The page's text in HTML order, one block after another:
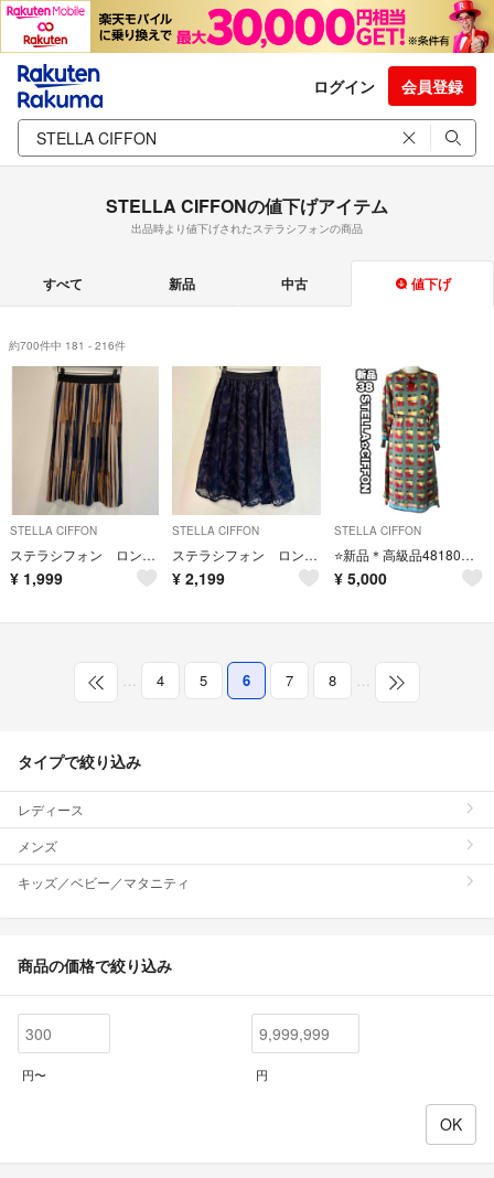
ログイン 会員登録
STELLA CIFFONの値下げアイテム
出品時より値下げされたステラシフォンの商品
すべて 新品 中古 値下げ
約700件中 181 - 216件
STELLA CIFFON
ステラシフォン ロングスカート
¥ 1,999
STELLA CIFFON
ステラシフォン ロング刺繍スカート
¥ 2,199
STELLA CIFFON
⭐️新品＊高級品48180円＊ステラシフォン＊ハイセンス上下セットアップ⭐️
¥ 5,000
… 4 5 6 7 8 …
タイプで絞り込み
レディース
メンズ
キッズ／ベビー／マタニティ
商品の価格で絞り込み
円〜 円